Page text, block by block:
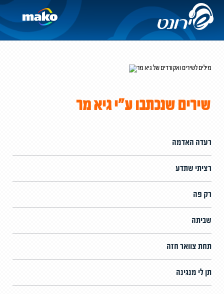
שירים שנכתבו ע"י גיא מר
רעדה האדמה
רציתי שתדע
רק פה
שביתה
תחת צוואר חזה
תן לי מנגינה